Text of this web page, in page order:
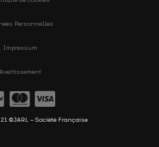
Personnelles
Impressum
Avertissement
©JARL – Société Française